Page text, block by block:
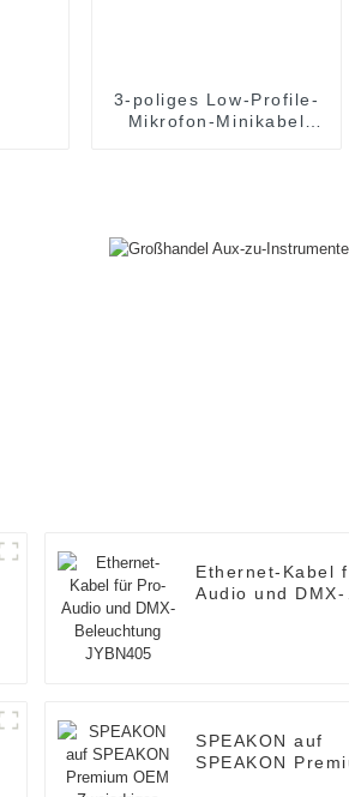
3-poliges Low-Profile-
Mikrofon-Minikabel
Ethernet-Kabel
Audio und DMX-
SPEAKON auf
SPEAKON